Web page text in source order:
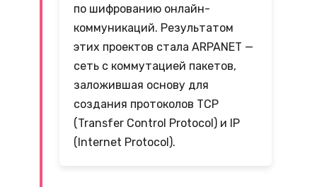
по шифрованию онлайн-
коммуникаций. Результатом
этих проектов стала ARPANET —
сеть с коммутацией пакетов,
заложившая основу для
создания протоколов TCP
(Transfer Control Protocol) и IP
(Internet Protocol).